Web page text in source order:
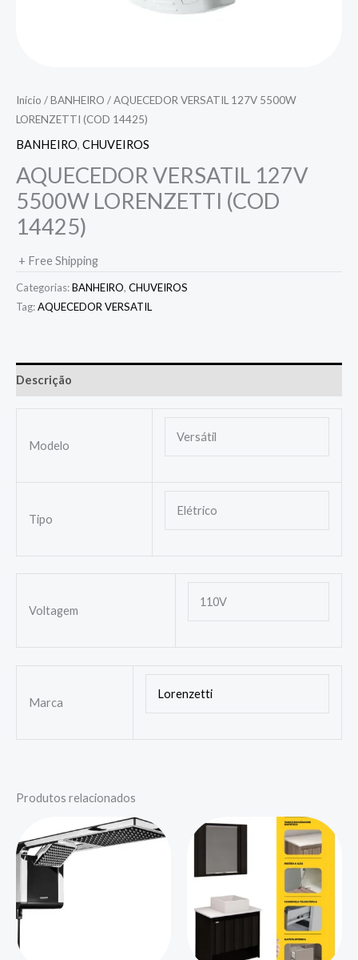
Início /BANHEIRO / AQUECEDOR VERSATIL 127V 5500W
LORENZETTI (COD 14425)
BANHEIRO, CHUVEIROS
AQUECEDOR VERSATIL 127V
5500W LORENZETTI (COD
14425)
+ Free Shipping
Categorias:BANHEIRO, CHUVEIROS
Tag:AQUECEDOR VERSATIL
Descrição
Modelo
Versátil
Tipo
Elétrico
Voltagem
110V
Marca
Lorenzetti
Produtos relacionados